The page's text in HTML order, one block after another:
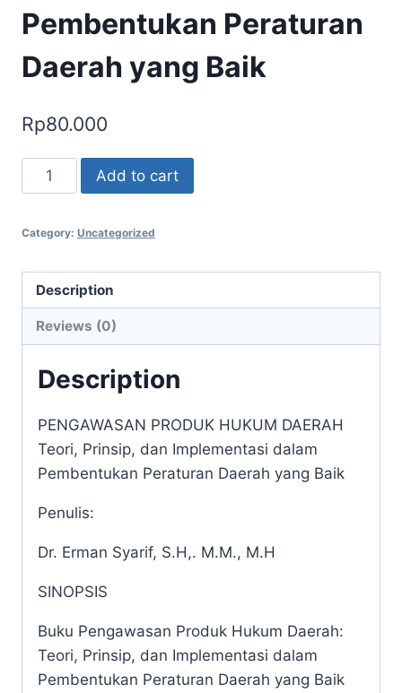
Pembentukan Peraturan
Daerah yang Baik
Rp80.000
PENGAWASAN
PRODUK
DAERAH
Prinsip,
dan
Implementasi
Pembentukan
Daerah
yang
Baik
quantity
Add to cart
Category: Uncategorized
Description
Reviews (0)
Description
PENGAWASAN PRODUK HUKUM DAERAH
Teori, Prinsip, dan Implementasi dalam
Pembentukan Peraturan Daerah yang Baik
Penulis:
Dr. Erman Syarif, S.H,. M.M., M.H
SINOPSIS
Buku Pengawasan Produk Hukum Daerah:
Teori, Prinsip, dan Implementasi dalam
Pembentukan Peraturan Daerah yang Baik